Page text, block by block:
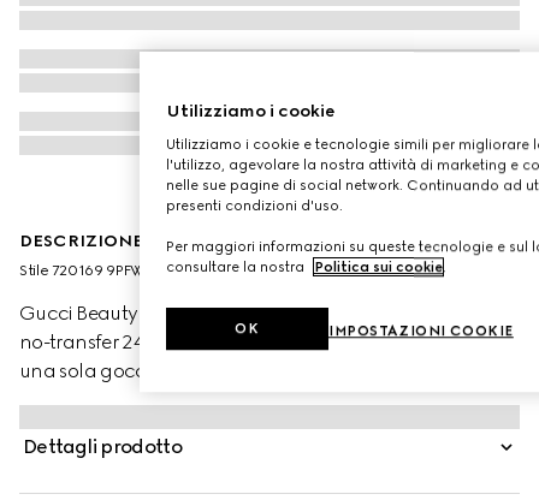
DESCRIZIONE DEL PRODOTTO
Stile ‎720169 9PFWW 9340
Gucci Beauty presenta Éternité de Beauté, il fondotinta
no-transfer 24 ore di Gucci che offre alta coprenza con
una sola goccia di prodotto. La formula leggera, dalla
finitura opaca e radiosa, offre idratazione alla pelle e
aiuta a lenirla, mettendone in risalto la luminosità
naturale. Attraverso la combinazione di polveri ad alta
Dettagli prodotto
Utilizziamo i cookie
Utilizziamo i cookie e tecnologie simili per migliorare
l'utilizzo, agevolare la nostra attività di marketing e
nelle sue pagine di social network. Continuando ad
presenti condizioni d'uso.
Per maggiori informazioni su queste tecnologie e sul
consultare la nostra Politica sui cookie.
IMPOSTAZIONI COOKIE
OK